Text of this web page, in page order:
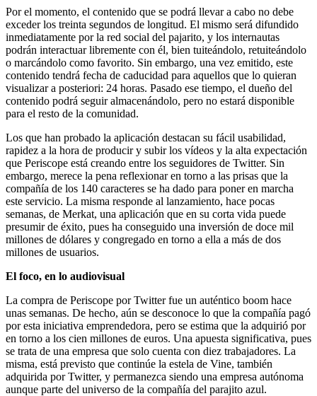
Por el momento, el contenido que se podrá llevar a cabo no debe
exceder los treinta segundos de longitud. El mismo será difundido
inmediatamente por la red social del pajarito, y los internautas
podrán interactuar libremente con él, bien tuiteándolo, retuiteándolo
o marcándolo como favorito. Sin embargo, una vez emitido, este
contenido tendrá fecha de caducidad para aquellos que lo quieran
visualizar a posteriori: 24 horas. Pasado ese tiempo, el dueño del
contenido podrá seguir almacenándolo, pero no estará disponible
para el resto de la comunidad.
Los que han probado la aplicación destacan su fácil usabilidad,
rapidez a la hora de producir y subir los vídeos y la alta expectación
que Periscope está creando entre los seguidores de Twitter. Sin
embargo, merece la pena reflexionar en torno a las prisas que la
compañía de los 140 caracteres se ha dado para poner en marcha
este servicio. La misma responde al lanzamiento, hace pocas
semanas, de Merkat, una aplicación que en su corta vida puede
presumir de éxito, pues ha conseguido una inversión de doce mil
millones de dólares y congregado en torno a ella a más de dos
millones de usuarios.
El foco, en lo audiovisual
La compra de Periscope por Twitter fue un auténtico boom hace
unas semanas. De hecho, aún se desconoce lo que la compañía pagó
por esta iniciativa emprendedora, pero se estima que la adquirió por
en torno a los cien millones de euros. Una apuesta significativa, pues
se trata de una empresa que solo cuenta con diez trabajadores. La
misma, está previsto que continúe la estela de Vine, también
adquirida por Twitter, y permanezca siendo una empresa autónoma
aunque parte del universo de la compañía del parajito azul.